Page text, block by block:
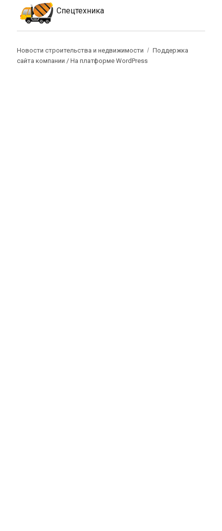
Спецтехника
Новости строительства и недвижимости
Поддержка
сайта компании /На платформе WordPress